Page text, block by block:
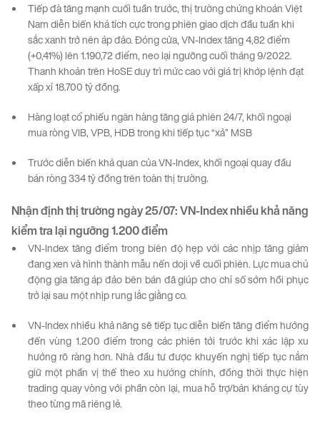
Tiếp đà tăng mạnh cuối tuần trước, thị trường chứng khoán Việt
Nam diễn biến khá tích cực trong phiên giao dịch đầu tuần khi
sắc xanh trở nên áp đảo. Đóng cửa, VN-Index tăng 4,82 điểm
(+0,41%) lên 1.190,72 điểm, neo lại ngưỡng cuối tháng 9/2022.
Thanh khoản trên HoSE duy trì mức cao với giá trị khớp lệnh đạt
xấp xỉ 18.700 tỷ đồng.
Hàng loạt cổ phiếu ngân hàng tăng giá phiên 24/7, khối ngoại
mua ròng VIB, VPB, HDB trong khi tiếp tục “xả” MSB
Trước diễn biến khả quan của VN-Index, khối ngoại quay đầu
bán ròng 334 tỷ đồng trên toàn thị trường.
Nhận định thị trường ngày25/07:VN-Indexnhiềukhảnăng
kiểmtralạingưỡng1.200điểm
VN-Index tăng điểm trong biên độ hẹp với các nhịp tăng giảm
đang xen và hình thành mẫu nến doji về cuối phiên. Lực mua chủ
động gia tăng áp đảo bên bán đã giúp cho chỉ số sớm hồi phục
trở lại sau một nhịp rung lắc giằng co.
VN-Index nhiều khả năng sẽ tiếp tục diễn biến tăng điểm hướng
đến vùng 1.200 điểm trong các phiên tới trước khi xác lập xu
hướng rõ ràng hơn. Nhà đầu tư được khuyến nghị tiếp tục nắm
giữ một phần vị thế theo xu hướng chính, đồng thời thực hiện
trading quay vòng với phần còn lại, mua hỗ trợ/bán kháng cự tùy
theo từng mã riêng lẻ.